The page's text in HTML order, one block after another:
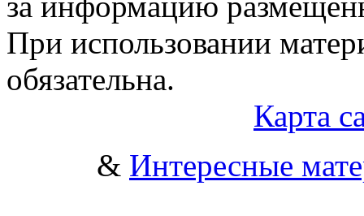
При использовании
обязательна.
Карта
& Интересные